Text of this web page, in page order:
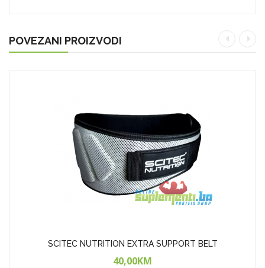
POVEZANI PROIZVODI
SCITEC NUTRITION EXTRA SUPPORT BELT
40,00KM